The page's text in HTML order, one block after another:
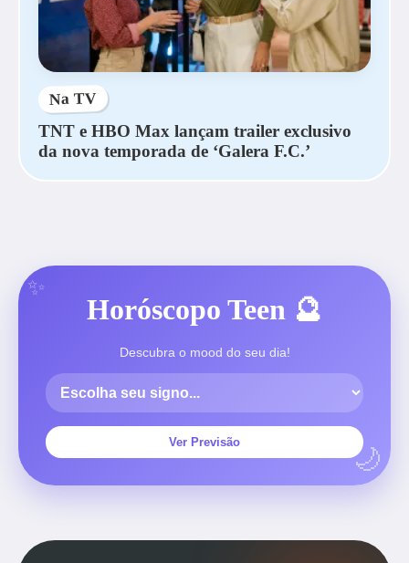
Na TV
TNT e HBO Max lançam trailer exclusivo
da nova temporada de ‘Galera F.C.’
Horóscopo Teen 🔮
Descubra o mood do seu dia!
Ver Previsão